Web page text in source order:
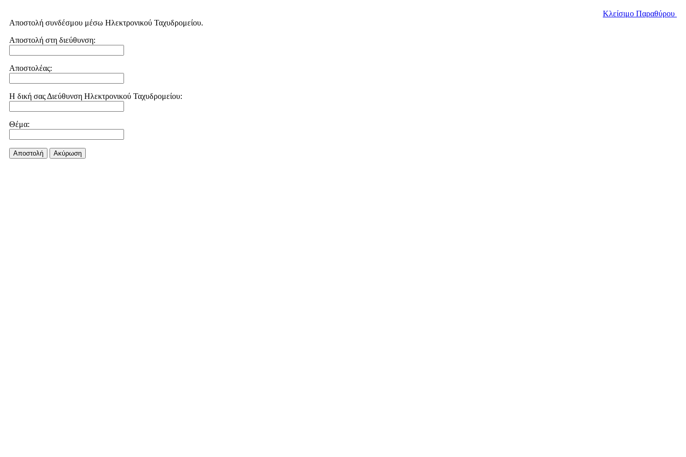
Κλείσιμο Παραθύρου
Αποστολή συνδέσμου μέσω Ηλεκτρονικού Ταχυδρομείου.
Αποστολή στη διεύθυνση:
Αποστολέας:
Η δική σας Διεύθυνση Ηλεκτρονικού Ταχυδρομείου:
Θέμα:
Αποστολή Aκύρωση